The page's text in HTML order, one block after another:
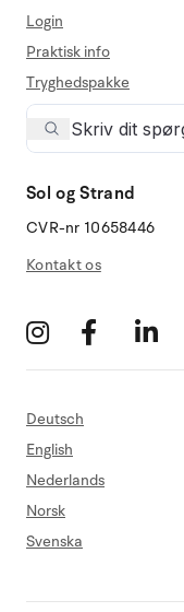
Login
Praktisk info
Tryghedspakke
Sol og Strand
CVR-nr 10658446
Kontakt os
Deutsch
English
Nederlands
Norsk
Svenska